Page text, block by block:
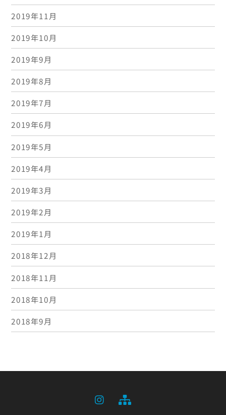
2019年11月
2019年10月
2019年9月
2019年8月
2019年7月
2019年6月
2019年5月
2019年4月
2019年3月
2019年2月
2019年1月
2018年12月
2018年11月
2018年10月
2018年9月